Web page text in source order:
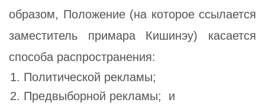
образом, Положение (на которое ссылается
заместитель примара Кишинэу) касается
способа распространения:
Политической рекламы;
Предвыборной рекламы; и